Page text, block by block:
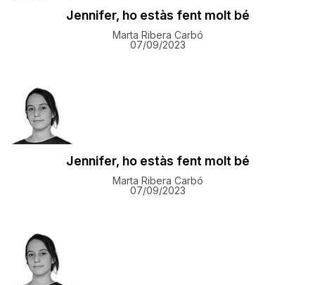
Jennifer, ho estàs fent molt bé
Marta Ribera Carbó
07/09/2023
Jennifer, ho estàs fent molt bé
Marta Ribera Carbó
07/09/2023